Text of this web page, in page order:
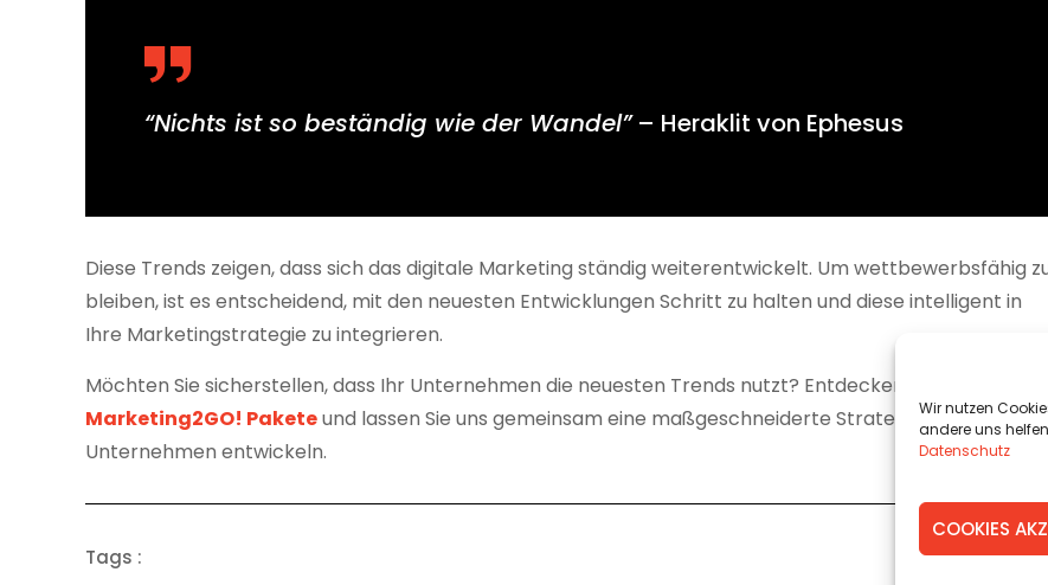
Wir nutzen
andere uns
Datenschutz
COOKIES
“Nichts ist so beständig wie der Wandel”– Heraklit von Ephesus
Diese Trends zeigen, dass sich das digitale Marketing ständig weiterentwickelt. Um wettbewerbsfähig
bleiben, ist es entscheidend, mit den neuesten Entwicklungen Schritt zu halten und diese intelligent in
Ihre Marketingstrategie zu integrieren.
Möchten Sie sicherstellen, dass Ihr Unternehmen die neuesten Trends nutzt? Entdecken Sie unsere
Marketing2GO! Paketeund lassen Sie uns gemeinsam eine maßgeschneiderte Strategie für Ihr
Unternehmen entwickeln.
Tags :